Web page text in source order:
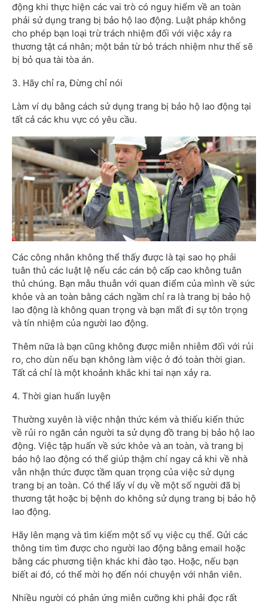
động khi thực hiện các vai trò có nguy hiểm về an toàn
phải sử dụng trang bị bảo hộ lao động. Luật pháp không
cho phép bạn loại trừ trách nhiệm đối với việc xảy ra
thương tật cá nhân; một bản từ bỏ trách nhiệm như thế sẽ
bị bỏ qua tài tòa án.
3. Hãy chỉ ra, Đừng chỉ nói
Làm ví dụ bằng cách sử dụng trang bị bảo hộ lao động tại
tất cả các khu vực có yêu cầu.
Các công nhân không thể thấy được là tại sao họ phải
tuân thủ các luật lệ nếu các cán bộ cấp cao không tuân
thủ chúng. Bạn mẫu thuẫn với quan điểm của mình về sức
khỏe và an toàn bằng cách ngầm chỉ ra là trang bị bảo hộ
lao động là không quan trọng và bạn mất đi sự tôn trọng
và tín nhiệm của người lao động.
Thêm nữa là bạn cũng không được miễn nhiễm đối với rủi
ro, cho dùn nếu bạn không làm việc ở đó toàn thời gian.
Tất cả chỉ là một khoảnh khắc khi tai nạn xảy ra.
4. Thời gian huấn luyện
Thường xuyên là việc nhận thức kém và thiếu kiến thức
về rủi ro ngăn cản người ta sử dụng đồ trang bị bảo hộ lao
động. Việc tập huấn về sức khỏe và an toàn, và trang bị
bảo hộ lao động có thể giúp thậm chí ngay cả khi về nhà
vẫn nhận thức được tầm quan trọng của việc sử dụng
trang bị an toàn. Có thể lấy ví dụ về một số người đã bị
thương tật hoặc bị bệnh do không sử dụng trang bị bảo hộ
lao động.
Hãy lên mạng và tìm kiếm một số vụ việc cụ thể. Gửi các
thông tim tìm được cho người lao động bằng email hoặc
bằng các phương tiện khác khi đào tạo. Hoặc, nếu bạn
biết ai đó, có thể mời họ đến nói chuyện với nhân viên.
Nhiều người có phản ứng miễn cưỡng khi phải đọc rất